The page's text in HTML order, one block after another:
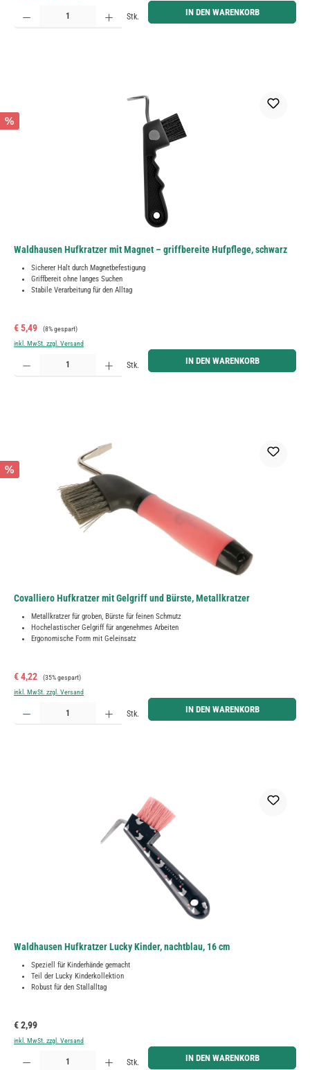
Produkt Anzahl: Gib den gewünschten Wert ein oder benutze die Schaltflächen um die Anzahl zu
Stk. IN DEN WARENKORB
%
Waldhausen Hufkratzer mit Magnet – griffbereite Hufpflege, schwarz
Sicherer Halt durch Magnetbefestigung
Griffbereit ohne langes Suchen
Stabile Verarbeitung für den Alltag
Verkaufspreis:
€ 5,49 Regulärer Preis:
(8% gespart)
inkl. MwSt. zzgl. Versand
Produkt Anzahl: Gib den gewünschten Wert ein oder benutze die Schaltflächen um die Anzahl zu
Stk. IN DEN WARENKORB
%
Covalliero Hufkratzer mit Gelgriff und Bürste, Metallkratzer
Metallkratzer für groben, Bürste für feinen Schmutz
Hochelastischer Gelgriff für angenehmes Arbeiten
Ergonomische Form mit Geleinsatz
Verkaufspreis:
€ 4,22 Regulärer Preis:
(35% gespart)
inkl. MwSt. zzgl. Versand
Produkt Anzahl: Gib den gewünschten Wert ein oder benutze die Schaltflächen um die Anzahl zu
Stk. IN DEN WARENKORB
Waldhausen Hufkratzer Lucky Kinder, nachtblau, 16 cm
Speziell für Kinderhände gemacht
Teil der Lucky Kinderkollektion
Robust für den Stallalltag
Regulärer Preis:
€ 2,99
inkl. MwSt. zzgl. Versand
Produkt Anzahl: Gib den gewünschten Wert ein oder benutze die Schaltflächen um die Anzahl zu
Stk. IN DEN WARENKORB